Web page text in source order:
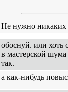
Не нужно никаких
обоснуй. или хоть
в мастерской
так.
а как-нибудь